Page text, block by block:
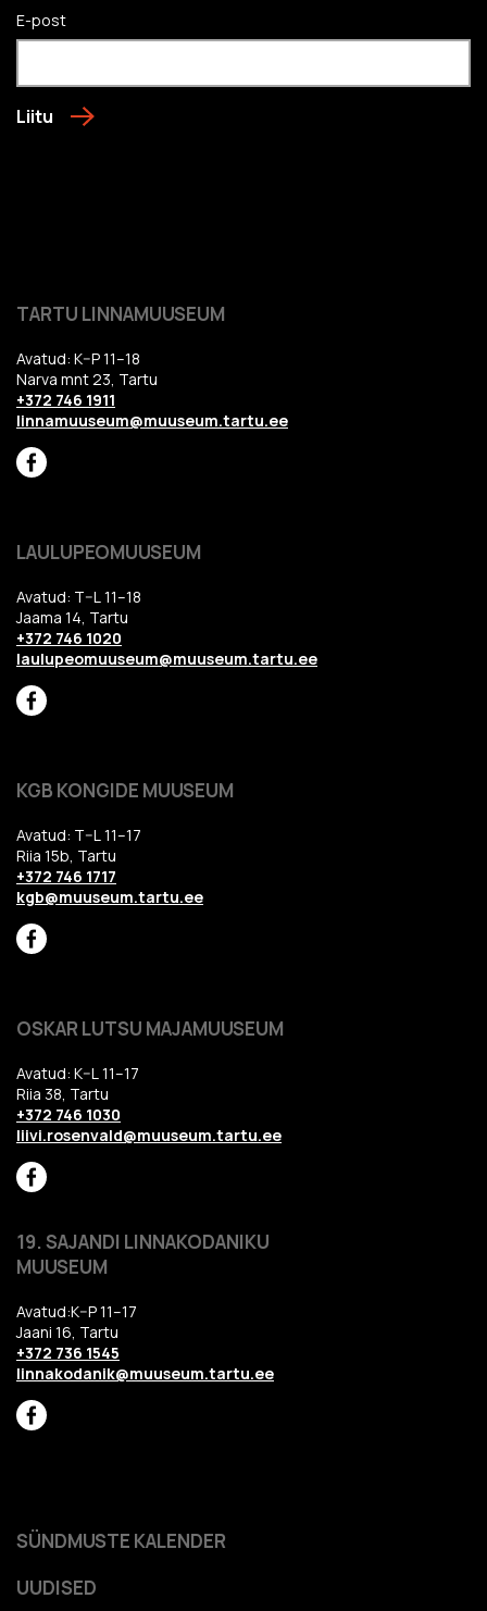
E-post
Liitu
TARTU LINNAMUUSEUM
Avatud: K–P 11–18
Narva mnt 23, Tartu
+372 746 1911
linnamuuseum@muuseum.tartu.ee
LAULUPEOMUUSEUM
Avatud: T–L 11–18
Jaama 14, Tartu
+372 746 1020
laulupeomuuseum@muuseum.tartu.ee
KGB KONGIDE MUUSEUM
Avatud: T–L 11–17
Riia 15b, Tartu
+372 746 1717
kgb@muuseum.tartu.ee
OSKAR LUTSU MAJAMUUSEUM
Avatud: K–L 11–17
Riia 38, Tartu
+372 746 1030
liivi.rosenvald@muuseum.tartu.ee
19. SAJANDI LINNAKODANIKU
MUUSEUM
Avatud:K–P 11–17
Jaani 16, Tartu
+372 736 1545
linnakodanik@muuseum.tartu.ee
SÜNDMUSTE KALENDER
UUDISED